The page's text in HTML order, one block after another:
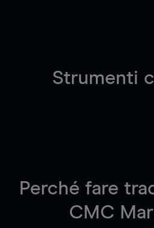
Strumenti
Perché fare
CMC